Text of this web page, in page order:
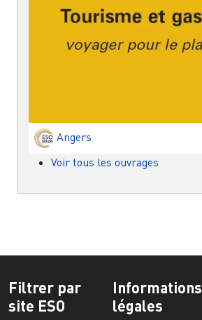
Angers
Voir tous les ouvrages
Filtrer par
site ESO
Informations
légales